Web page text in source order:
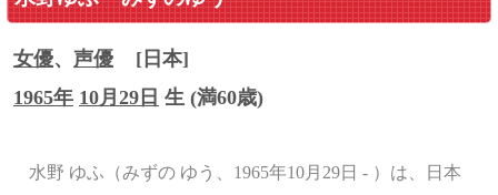
女優、 声優
[日本]
1965年 10月29日 生 (満60歳)
水野 ゆふ（みずの ゆう、1965年10月29日 - ）は、日本